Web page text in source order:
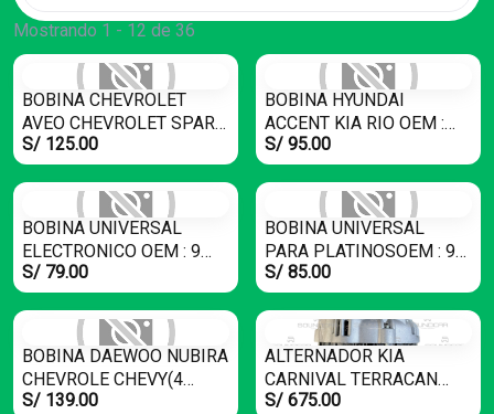
Mostrando 1 - 12 de 36
BOBINA CHEVROLET
AVEO CHEVROLET SPARK
(3PINES)OEM : 19005236
S/ 125.00
BOBINA HYUNDAI
ACCENT KIA RIO OEM :
27310-22610
S/ 95.00
BOBINA UNIVERSAL
ELECTRONICO OEM : 9
220 081 067
S/ 79.00
BOBINA UNIVERSAL
PARA PLATINOSOEM : 9
220 081 054
S/ 85.00
BOBINA DAEWOO NUBIRA
CHEVROLE CHEVY(4
PINES )OEM : 19005252
S/ 139.00
ALTERNADOR KIA
CARNIVAL TERRACAN
100A 12V 5PK
S/ 675.00